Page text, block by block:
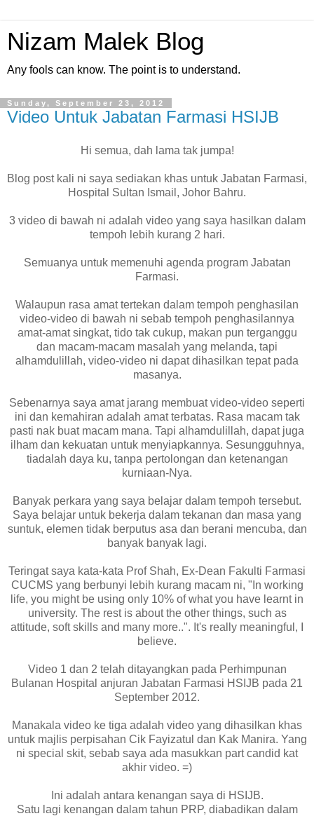
Nizam Malek Blog
Any fools can know. The point is to understand.
Sunday, September 23, 2012
Video Untuk Jabatan Farmasi HSIJB
Hi semua, dah lama tak jumpa!
Blog post kali ni saya sediakan khas untuk Jabatan Farmasi,
Hospital Sultan Ismail, Johor Bahru.
3 video di bawah ni adalah video yang saya hasilkan dalam
tempoh lebih kurang 2 hari.
Semuanya untuk memenuhi agenda program Jabatan
Farmasi.
Walaupun rasa amat tertekan dalam tempoh penghasilan
video-video di bawah ni sebab tempoh penghasilannya
amat-amat singkat, tido tak cukup, makan pun terganggu
dan macam-macam masalah yang melanda, tapi
alhamdulillah, video-video ni dapat dihasilkan tepat pada
masanya.
Sebenarnya saya amat jarang membuat video-video seperti
ini dan kemahiran adalah amat terbatas. Rasa macam tak
pasti nak buat macam mana. Tapi alhamdulillah, dapat juga
ilham dan kekuatan untuk menyiapkannya. Sesungguhnya,
tiadalah daya ku, tanpa pertolongan dan ketenangan
kurniaan-Nya.
Banyak perkara yang saya belajar dalam tempoh tersebut.
Saya belajar untuk bekerja dalam tekanan dan masa yang
suntuk, elemen tidak berputus asa dan berani mencuba, dan
banyak banyak lagi.
Teringat saya kata-kata Prof Shah, Ex-Dean Fakulti Farmasi
CUCMS yang berbunyi lebih kurang macam ni, "In working
life, you might be using only 10% of what you have learnt in
university. The rest is about the other things, such as
attitude, soft skills and many more..". It's really meaningful, I
believe.
Video 1 dan 2 telah ditayangkan pada Perhimpunan
Bulanan Hospital anjuran Jabatan Farmasi HSIJB pada 21
September 2012.
Manakala video ke tiga adalah video yang dihasilkan khas
untuk majlis perpisahan Cik Fayizatul dan Kak Manira. Yang
ni special skit, sebab saya ada masukkan part candid kat
akhir video. =)
Ini adalah antara kenangan saya di HSIJB.
Satu lagi kenangan dalam tahun PRP, diabadikan dalam